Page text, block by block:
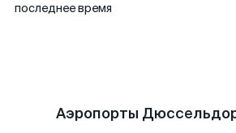
последнее время
Аэропорты